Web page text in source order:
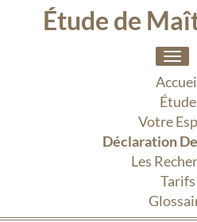
Étude de
Étude
Votre
Déclaration
Les
Tarifs